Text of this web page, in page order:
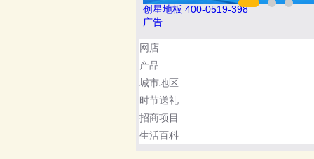
欧陆OULU 0760-23220123
广告
网店
产品
城市地区
时节送礼
招商项目
生活百科